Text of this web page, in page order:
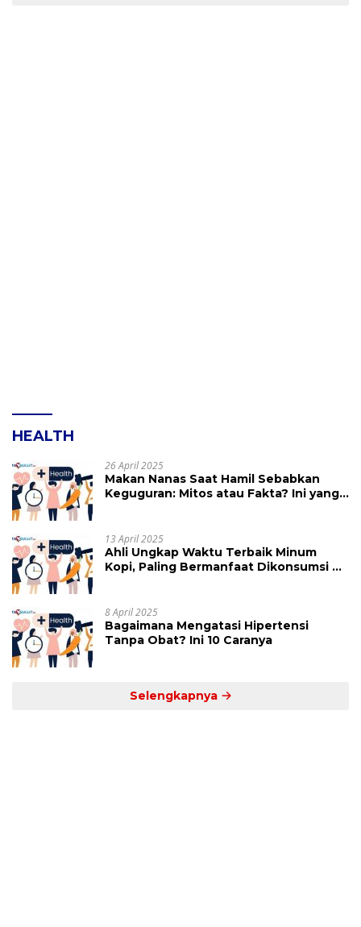
HEALTH
26 April 2025
Makan Nanas Saat Hamil Sebabkan
Keguguran: Mitos atau Fakta? Ini yang
13 April 2025
Ahli Ungkap Waktu Terbaik Minum
Kopi, Paling Bermanfaat Dikonsumsi di
8 April 2025
Bagaimana Mengatasi Hipertensi
Tanpa Obat? Ini 10 Caranya
Selengkapnya